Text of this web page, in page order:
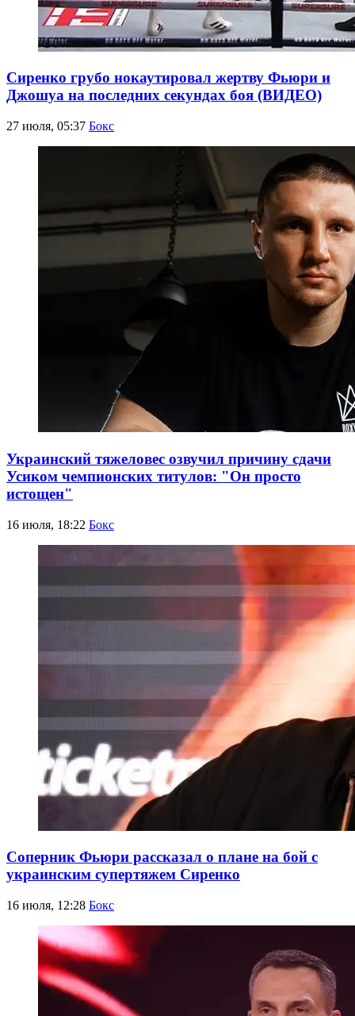
Сиренко грубо нокаутировал жертву Фьюри и
Джошуа на последних секундах боя (ВИДЕО)
27 июля, 05:37 Бокс
Украинский тяжеловес озвучил причину сдачи
Усиком чемпионских титулов: "Он просто
истощен"
16 июля, 18:22 Бокс
Соперник Фьюри рассказал о плане на бой с
украинским супертяжем Сиренко
16 июля, 12:28 Бокс